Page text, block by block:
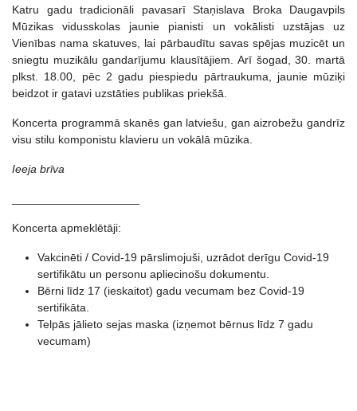
Katru gadu tradicionāli pavasarī Staņislava Broka Daugavpils
Mūzikas vidusskolas jaunie pianisti un vokālisti uzstājas uz
Vienības nama skatuves, lai pārbaudītu savas spējas muzicēt un
sniegtu muzikālu gandarījumu klausītājiem. Arī šogad, 30. martā
plkst. 18.00, pēc 2 gadu piespiedu pārtraukuma, jaunie mūziķi
beidzot ir gatavi uzstāties publikas priekšā.
Koncerta programmā skanēs gan latviešu, gan aizrobežu gandrīz
visu stilu komponistu klavieru un vokālā mūzika.
Ieeja brīva
Koncerta apmeklētāji:
Vakcinēti / Covid-19 pārslimojuši, uzrādot derīgu Covid-19
sertifikātu un personu apliecinošu dokumentu.
Bērni līdz 17 (ieskaitot) gadu vecumam bez Covid-19
sertifikāta.
Telpās jālieto sejas maska (izņemot bērnus līdz 7 gadu
vecumam)